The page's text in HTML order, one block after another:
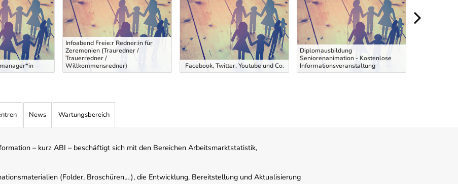
Infoabend Freie:r Redner:in für
Zeremonien (Trauredner /
Trauerredner /
Willkommensredner)
Facebook, Twitter, Youtube und Co.
Diplomausbildung
Seniorenanimation - Kostenlose
Informationsveranstaltung
News Wartungsbereich
– kurz ABI – beschäftigt sich mit den Bereichen Arbeitsmarktstatistik,
(Folder, Broschüren,…), die Entwicklung, Bereitstellung und Aktualisierung